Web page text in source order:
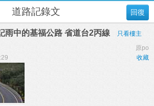
回復
道路記錄文
雨中的基福公路 省道台2丙線
只看樓主
原po
收藏